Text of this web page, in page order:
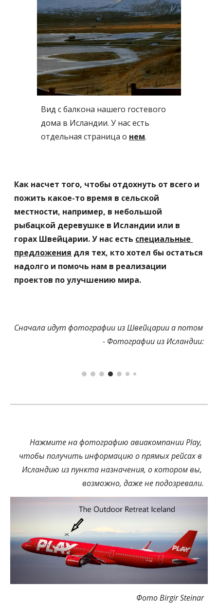
Вид с балкона нашего гостевого
дома в Исландии. У нас есть
отдельная страница о нем.
Как насчет того, чтобы отдохнуть от всего и
пожить какое-то время в сельской
местности, например, в небольшой
рыбацкой деревушке в Исландии или в
горах Швейцарии. У нас есть специальные
предложения для тех, кто хотел бы остаться
надолго и помочь нам в реализации
проектов по улучшению мира.
Сначала идут фотографии из Швейцарии а потом
- Фотографии из Исландии:
Нажмите на фотографию авиакомпании Play,
чтобы получить информацию о прямых рейсах в
Исландию из пункта назначения, о котором вы,
возможно, даже не подозревали.
Фото Birgir Steinar